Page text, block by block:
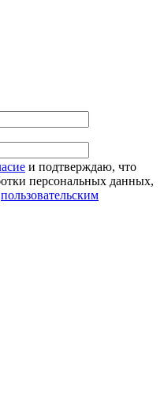
и подтверждаю, что
персональных данных,
пользовательским